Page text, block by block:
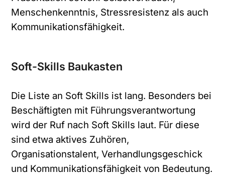
Menschenkenntnis, Stressresistenz als auch
Kommunikationsfähigkeit.
Soft-Skills Baukasten
Die Liste an Soft Skills ist lang. Besonders bei
Beschäftigten mit Führungsverantwortung
wird der Ruf nach Soft Skills laut. Für diese
sind etwa aktives Zuhören,
Organisationstalent, Verhandlungsgeschick
und Kommunikationsfähigkeit von Bedeutung.